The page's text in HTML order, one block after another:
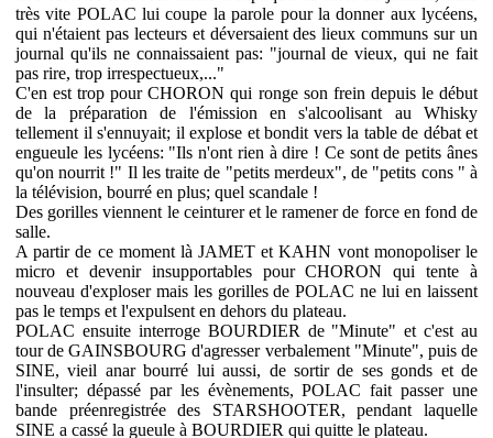
très vite POLAC lui coupe la parole pour la donner aux lycéens,
qui n'étaient pas lecteurs et déversaient des lieux communs sur un
journal qu'ils ne connaissaient pas: "journal de vieux, qui ne fait
pas rire, trop irrespectueux,..."
C'en est trop pour CHORON qui ronge son frein depuis le début
de la préparation de l'émission en s'alcoolisant au Whisky
tellement il s'ennuyait; il explose et bondit vers la table de débat et
engueule les lycéens: "Ils n'ont rien à dire ! Ce sont de petits ânes
qu'on nourrit !" Il les traite de "petits merdeux", de "petits cons " à
la télévision, bourré en plus; quel scandale !
Des gorilles viennent le ceinturer et le ramener de force en fond de
salle.
A partir de ce moment là JAMET et KAHN vont monopoliser le
micro et devenir insupportables pour CHORON qui tente à
nouveau d'exploser mais les gorilles de POLAC ne lui en laissent
pas le temps et l'expulsent en dehors du plateau.
POLAC ensuite interroge BOURDIER de "Minute" et c'est au
tour de GAINSBOURG d'agresser verbalement "Minute", puis de
SINE, vieil anar bourré lui aussi, de sortir de ses gonds et de
l'insulter; dépassé par les évènements, POLAC fait passer une
bande préenregistrée des STARSHOOTER, pendant laquelle
SINE a cassé la gueule à BOURDIER qui quitte le plateau.